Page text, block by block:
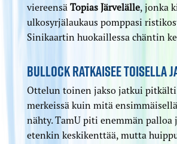
viereensä Topias Järvelälle, jonka
ulkosyrjälaukaus pomppasi
Sinikaartin huokaillessa chäntin
BULLOCK RATKAISEE TOISELLA
Ottelun toinen jakso jatkui pitkälti
merkeissä kuin mitä ensimmäisellä
nähty. TamU piti enemmän palloa
etenkin keskikenttää, mutta